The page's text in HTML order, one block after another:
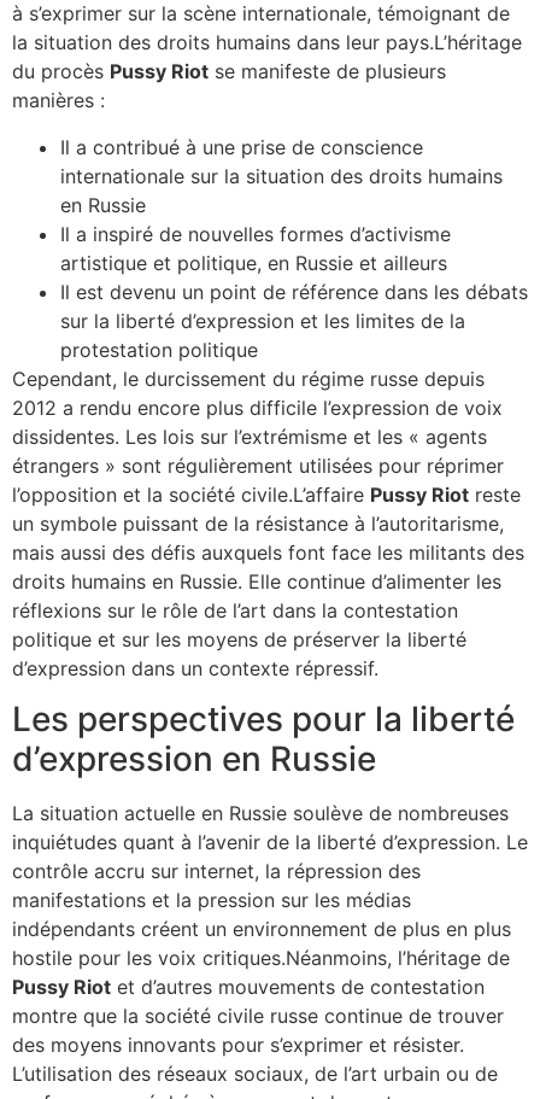
à s’exprimer sur la scène internationale, témoignant de
la situation des droits humains dans leur pays.L’héritage
du procès Pussy Riot se manifeste de plusieurs
manières :
Il a contribué à une prise de conscience
internationale sur la situation des droits humains
en Russie
Il a inspiré de nouvelles formes d’activisme
artistique et politique, en Russie et ailleurs
Il est devenu un point de référence dans les débats
sur la liberté d’expression et les limites de la
protestation politique
Cependant, le durcissement du régime russe depuis
2012 a rendu encore plus difficile l’expression de voix
dissidentes. Les lois sur l’extrémisme et les « agents
étrangers » sont régulièrement utilisées pour réprimer
l’opposition et la société civile.L’affaire Pussy Riot reste
un symbole puissant de la résistance à l’autoritarisme,
mais aussi des défis auxquels font face les militants des
droits humains en Russie. Elle continue d’alimenter les
réflexions sur le rôle de l’art dans la contestation
politique et sur les moyens de préserver la liberté
d’expression dans un contexte répressif.
Les perspectives pour la liberté
d’expression en Russie
La situation actuelle en Russie soulève de nombreuses
inquiétudes quant à l’avenir de la liberté d’expression. Le
contrôle accru sur internet, la répression des
manifestations et la pression sur les médias
indépendants créent un environnement de plus en plus
hostile pour les voix critiques.Néanmoins, l’héritage de
Pussy Riot et d’autres mouvements de contestation
montre que la société civile russe continue de trouver
des moyens innovants pour s’exprimer et résister.
L’utilisation des réseaux sociaux, de l’art urbain ou de